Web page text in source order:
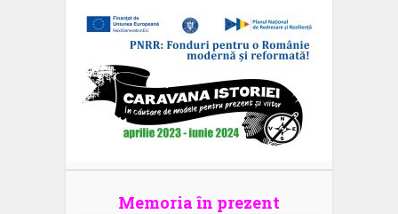
Memoria în prezent